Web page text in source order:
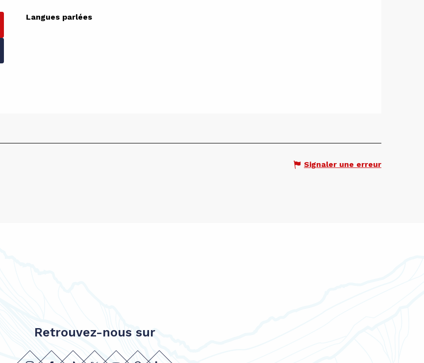
Langues parlées
Langues parlées
Signaler une erreur
Retrouvez-nous sur